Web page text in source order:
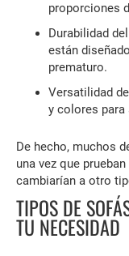
proporciones
Durabilidad
están
prematuro.
Versatilidad
y colores para
De hecho, muchos
una vez que
cambiarían a otro
TIPOS DE
TU NECESIDAD